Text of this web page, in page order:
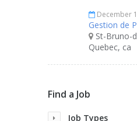
December
Gestion de
St-Bruno-
Quebec, ca
Find a Job
Job Types